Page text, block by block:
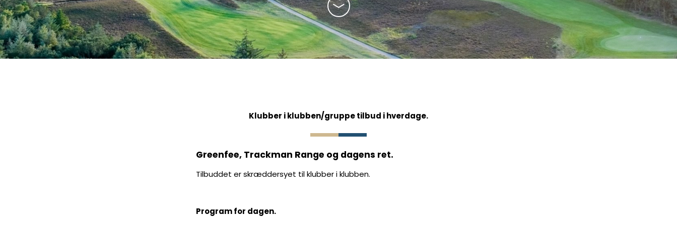
Regel- og handicapudvalg
Onsdagsholdet
Ledige stillinger
Ordensregler
Vedtægter
Udvalg
Klubber i klubben/gruppe tilbud i hverdage.
Greenfee, Trackman Range og dagens ret.
Tilbuddet er skræddersyet til klubber i klubben.
Program for dagen.